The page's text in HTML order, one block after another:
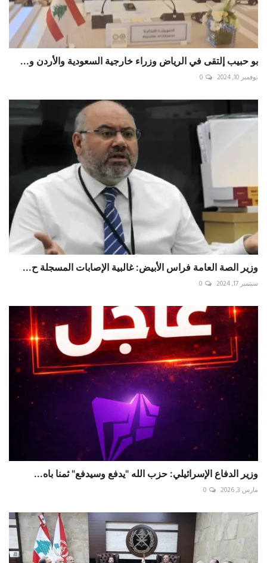
بو حبيب إلتقى في الرياض وزراء خارجية السعودية والأردن و...
نوفمبر 10, 2024 0
وزير الصة العامة فراس الأبيض: غالبية الإصابات المسجلة ح...
سبتمبر 17, 2024 0
وزير الدفاع الإسرائيلي: حزب الله "يدفع وسيدفع" ثمنا باه...
مارس 3, 2026 0